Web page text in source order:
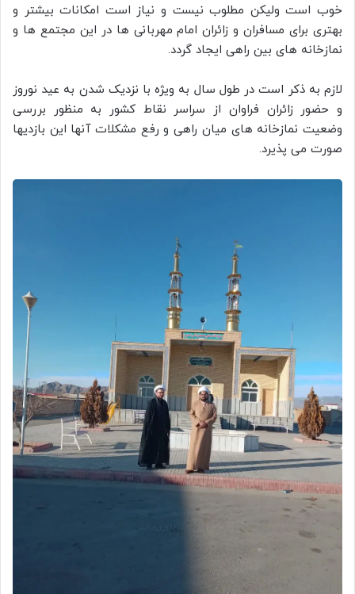
خوب است ولیکن مطلوب نیست و نیاز است امکانات بیشتر و
بهتری برای مسافران و زائران امام مهربانی ها در این مجتمع ها و
نمازخانه های بین راهی ایجاد گردد.
لازم به ذکر است در طول سال به ویژه با نزدیک شدن به عید نوروز
و حضور زائران فراوان از سراسر نقاط کشور به منظور بررسی
وضعیت نمازخانه های میان راهی و رفع مشکلات آنها این بازدیها
صورت می پذیرد.